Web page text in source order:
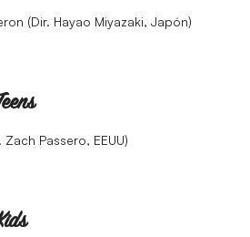
(Dir. Hayao Miyazaki, Japón)
Passero, EEUU)